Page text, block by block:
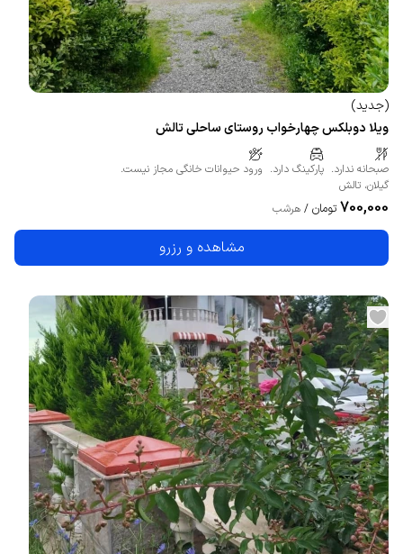
(جدید)
ویلا دوبلکس چهارخواب روستای ساحلی تالش
صبحانه ندارد. پارکینگ دارد. ورود حیوانات خانگی مجاز نیست.
گیلان، تالش
700,000 تومان / هرشب
مشاهده و رزرو